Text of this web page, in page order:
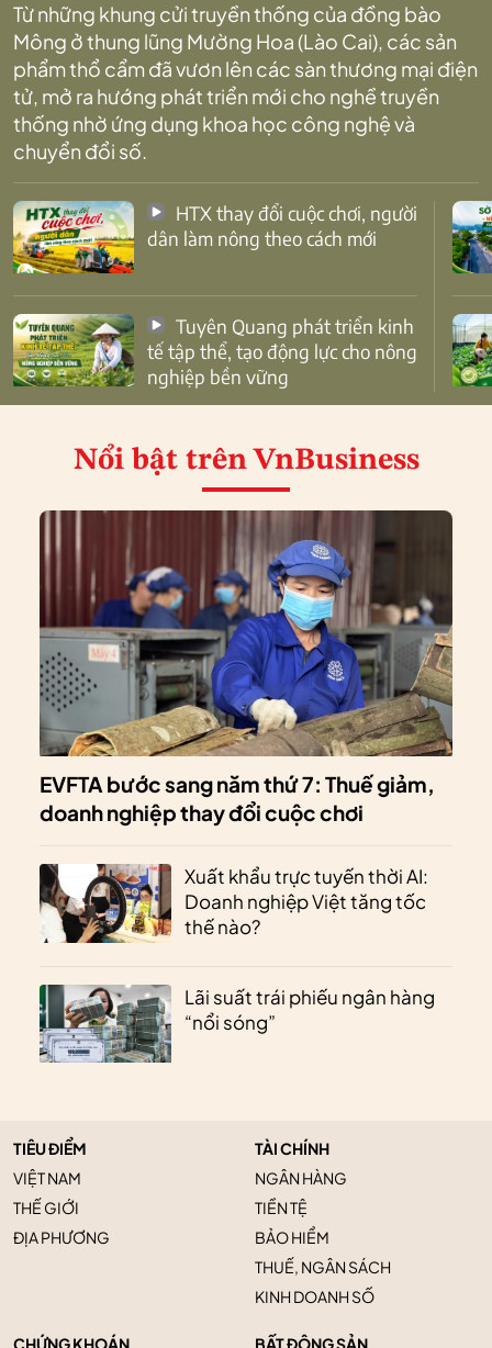
Từ những khung cửi truyền thống của đồng bào
Mông ở thung lũng Mường Hoa (Lào Cai), các sản
phẩm thổ cẩm đã vươn lên các sàn thương mại điện
tử, mở ra hướng phát triển mới cho nghề truyền
thống nhờ ứng dụng khoa học công nghệ và
chuyển đổi số.
dân làm nông theo cách mới
tế tập thể, tạo động lực cho nông
nghiệp bền vững
Nổi bật trên VnBusiness
EVFTA bước sang năm thứ 7: Thuế giảm,
doanh nghiệp thay đổi cuộc chơi
Xuất khẩu trực tuyến thời AI:
Doanh nghiệp Việt tăng tốc
thế nào?
Lãi suất trái phiếu ngân hàng
“nổi sóng”
TIÊU ĐIỂM
VIỆT NAM
THẾ GIỚI
ĐỊA PHƯƠNG
TÀI CHÍNH
NGÂN HÀNG
TIỀN TỆ
BẢO HIỂM
THUẾ, NGÂN SÁCH
KINH DOANH SỐ
CHỨNG KHOÁN BẤT ĐỘNG SẢN